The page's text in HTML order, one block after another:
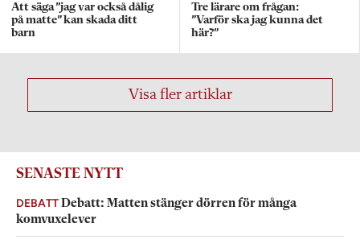
Att säga ”jag var också dålig
på matte” kan skada ditt
barn
Tre lärare om frågan:
”Varför ska jag kunna det
här?”
Visa fler artiklar
SENASTE NYTT
DEBATTDebatt: Matten stänger dörren för många
komvuxelever